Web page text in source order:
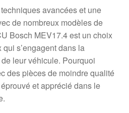
avancées et une
de nombreux modèles de
Bosch MEV17.4 est un choix
s’engagent dans la
leur véhicule. Pourquoi
des pièces de moindre qualité
et apprécié dans le